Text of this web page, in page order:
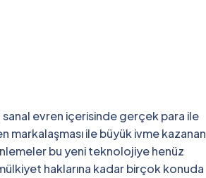
evren içerisinde gerçek para ile
markalaşması ile büyük ivme kazanan
bu yeni teknolojiye henüz
haklarına kadar birçok konuda